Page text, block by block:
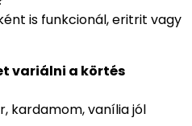
is funkcionál, eritrit vagy
variálni a körtés
kardamom, vanília jól